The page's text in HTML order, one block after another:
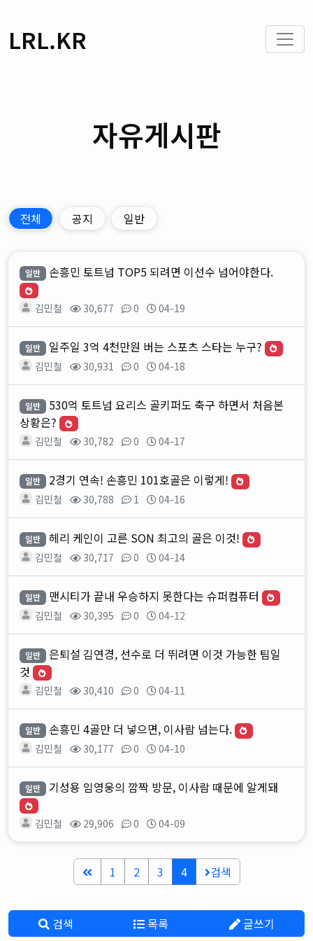
LRL.KR
자유게시판
전체 공지 일반
일반 손흥민 토트넘 TOP5 되려면 이선수 넘어야한다.
김민철 30,677 0 04-19
일반 일주일 3억 4천만원 버는 스포츠 스타는 누구?
김민철 30,931 0 04-18
일반
530억 토트넘 요리스 골키퍼도 축구 하면서 처음본
상황은?
김민철 30,782 0 04-17
일반 2경기 연속! 손흥민 101호골은 이렇게!
김민철 30,788 1 04-16
일반 헤리 케인이 고른 SON 최고의 골은 이것!
김민철 30,717 0 04-14
일반 맨시티가 끝내 우승하지 못한다는 슈퍼컴퓨터
김민철 30,395 0 04-12
일반
은퇴설 김연경, 선수로 더 뛰려면 이것 가능한 팀일
것
김민철 30,410 0 04-11
일반 손흥민 4골만 더 넣으면, 이사람 넘는다.
김민철 30,177 0 04-10
일반 기성용 임영웅의 깜짝 방문, 이사람 때문에 알게돼
김민철 29,906 0 04-09
1 2 3 4 검색
검색 목록 글쓰기